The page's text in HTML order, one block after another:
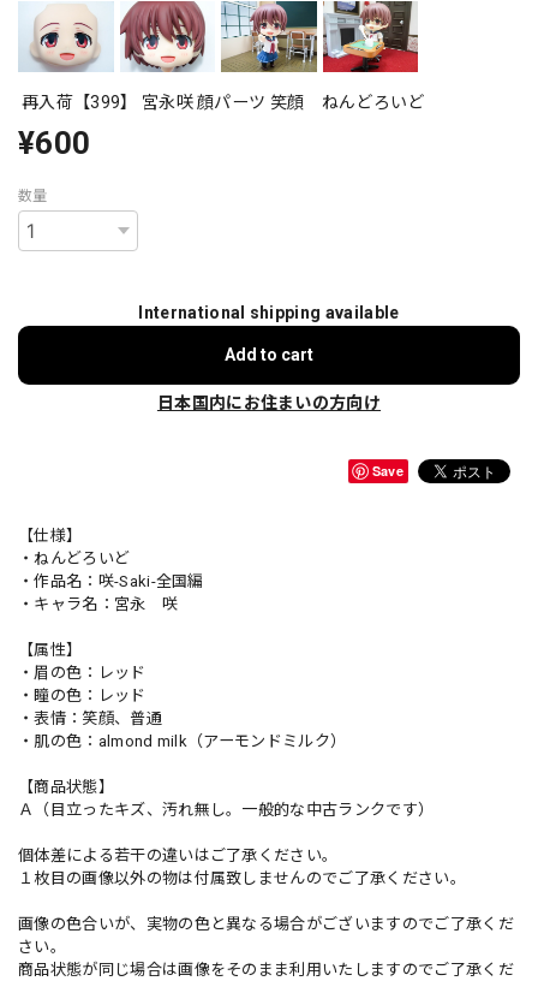
再入荷【399】 宮永咲 顔パーツ 笑顔 ねんどろいど
¥600
数量
International shipping available
Add to cart
日本国内にお住まいの方向け
Save
【仕様】
・ねんどろいど
・作品名：咲-Saki-全国編
・キャラ名：宮永 咲
【属性】
・眉の色：レッド
・瞳の色：レッド
・表情：笑顔、普通
・肌の色：almond milk（アーモンドミルク）
【商品状態】
Ａ（目立ったキズ、汚れ無し。一般的な中古ランクです）
個体差による若干の違いはご了承ください。
１枚目の画像以外の物は付属致しませんのでご了承ください。
画像の色合いが、実物の色と異なる場合がございますのでご了承くだ
さい。
商品状態が同じ場合は画像をそのまま利用いたしますのでご了承くだ